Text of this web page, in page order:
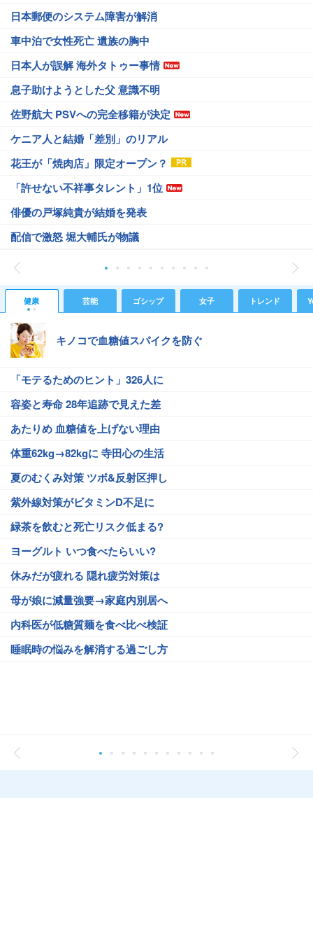
日本郵便のシステム障害が解消
車中泊で女性死亡 遺族の胸中
日本人が誤解 海外タトゥー事情
息子助けようとした父 意識不明
佐野航大 PSVへの完全移籍が決定
ケニア人と結婚「差別」のリアル
花王が「焼肉店」限定オープン？
「許せない不祥事タレント」1位
俳優の戸塚純貴が結婚を発表
配信で激怒 堀大輔氏が物議
健康 芸能 ゴシップ 女子 トレンド
キノコで血糖値スパイクを防ぐ
「モテるためのヒント」326人に
容姿と寿命 28年追跡で見えた差
あたりめ 血糖値を上げない理由
体重62kg→82kgに 寺田心の生活
夏のむくみ対策 ツボ&反射区押し
紫外線対策がビタミンD不足に
緑茶を飲むと死亡リスク低まる?
ヨーグルト いつ食べたらいい?
休みだが疲れる 隠れ疲労対策は
母が娘に減量強要→家庭内別居へ
内科医が低糖質麺を食べ比べ検証
睡眠時の悩みを解消する過ごし方